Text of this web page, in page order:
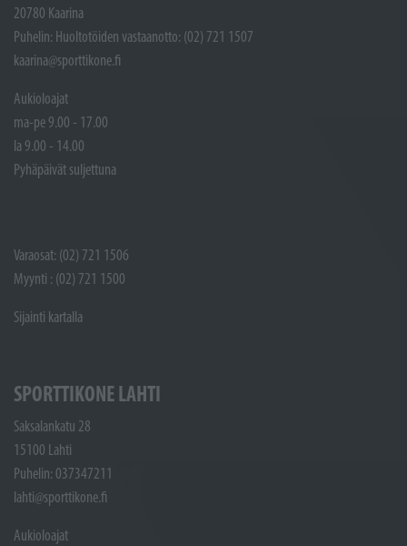
20780 Kaarina
Puhelin: Huoltotöiden vastaanotto: (02) 721 1507
kaarina@sporttikone.fi
Aukioloajat
ma-pe 9.00 - 17.00
la 9.00 - 14.00
Pyhäpäivät suljettuna
Varaosat: (02) 721 1506
Myynti : (02) 721 1500
Sijainti kartalla
SPORTTIKONE LAHTI
Saksalankatu 28
15100 Lahti
Puhelin: 037347211
lahti@sporttikone.fi
Aukioloajat